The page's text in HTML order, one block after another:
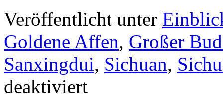
Veröffentlicht unter
Goldene Affen, Großer
Sanxingdui, Sichuan,
deaktiviert